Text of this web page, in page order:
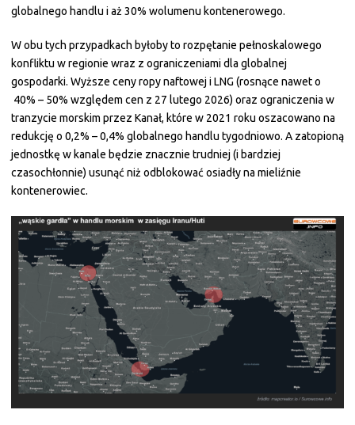
globalnego handlu i aż 30% wolumenu kontenerowego.
W obu tych przypadkach byłoby to rozpętanie pełnoskalowego
konfliktu w regionie wraz z ograniczeniami dla globalnej
gospodarki. Wyższe ceny ropy naftowej i LNG (rosnące nawet o
40% – 50% względem cen z 27 lutego 2026) oraz ograniczenia w
tranzycie morskim przez Kanał, które w 2021 roku oszacowano na
redukcję o 0,2% – 0,4% globalnego handlu tygodniowo. A zatopioną
jednostkę w kanale będzie znacznie trudniej (i bardziej
czasochłonnie) usunąć niż odblokować osiadły na mieliźnie
kontenerowiec.